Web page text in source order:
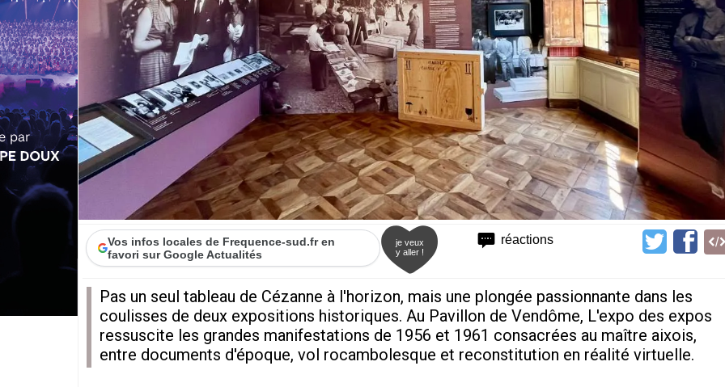
réactions
Vos infos locales de Frequence-sud.fr en
favori sur Google Actualités
je veux
y aller !
Pas un seul tableau de Cézanne à l'horizon, mais une plongée passionnante dans les
coulisses de deux expositions historiques. Au Pavillon de Vendôme, L'expo des expos
ressuscite les grandes manifestations de 1956 et 1961 consacrées au maître aixois,
entre documents d'époque, vol rocambolesque et reconstitution en réalité virtuelle.